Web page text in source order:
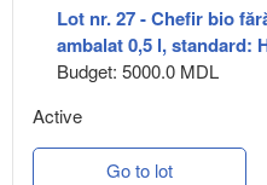
Lot nr. 27 - Chefir bio
ambalat 0,5 l, standard:
Budget: 5000.0 MDL
Active
Go to lot